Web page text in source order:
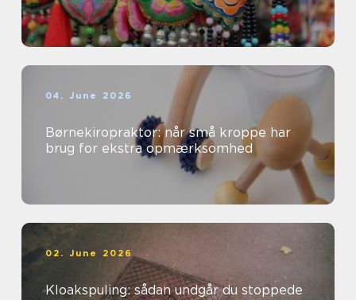
04. June 2026
Børnekiropraktor: når små kroppe har
brug for ekstra opmærksomhed
02. June 2026
Kloakspuling: sådan undgår du stoppede